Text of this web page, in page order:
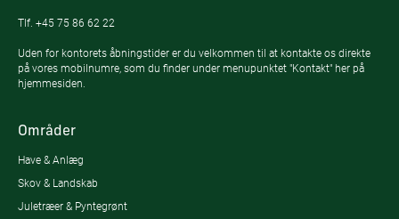
Tlf. +45 75 86 62 22
Uden for kontorets åbningstider er du velkommen til at kontakte os direkte
på vores mobilnumre, som du finder under menupunktet "Kontakt" her på
hjemmesiden.
Områder
Have & Anlæg
Skov & Landskab
Juletræer & Pyntegrønt